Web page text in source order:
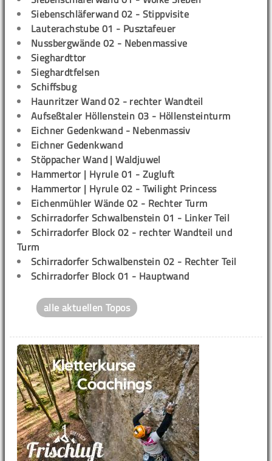
Siebenschläferwand 02 - Stippvisite
Lauterachstube 01 - Pusztafeuer
Nussbergwände 02 - Nebenmassive
Sieghardttor
Sieghardtfelsen
Schiffsbug
Haunritzer Wand 02 - rechter Wandteil
Aufseßtaler Höllenstein 03 - Höllensteinturm
Eichner Gedenkwand - Nebenmassiv
Eichner Gedenkwand
Stöppacher Wand | Waldjuwel
Hammertor | Hyrule 01 - Zugluft
Hammertor | Hyrule 02 - Twilight Princess
Eichenmühler Wände 02 - Rechter Turm
Schirradorfer Schwalbenstein 01 - Linker Teil
Schirradorfer Block 02 - rechter Wandteil und
Turm
Schirradorfer Schwalbenstein 02 - Rechter Teil
Schirradorfer Block 01 - Hauptwand
alle aktuellen Topos